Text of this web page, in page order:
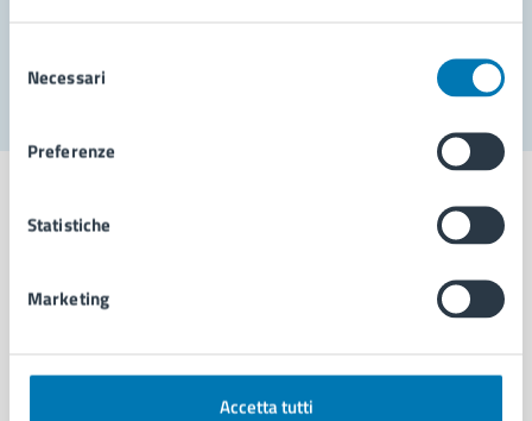
delNecessari
Preferenze
Statistiche
Marketing
Accetta tutti